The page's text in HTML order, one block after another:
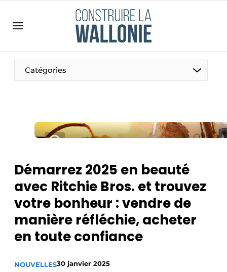
Emploi
Enregistrer une offre d’emploi
Meest gelezen
Podcasts
Privacy / Cookie statement
S’inscrire à l’événement
S’inscrire
Termes et conditions
Catégories
Démarrez 2025 en beauté
avec Ritchie Bros. et trouvez
votre bonheur : vendre de
manière réfléchie, acheter
en toute confiance
NOUVELLES30 janvier 2025